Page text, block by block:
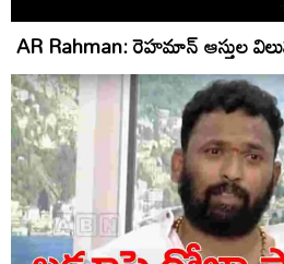
AR Rahman: రెహమాన్‌ ఆస్తుల